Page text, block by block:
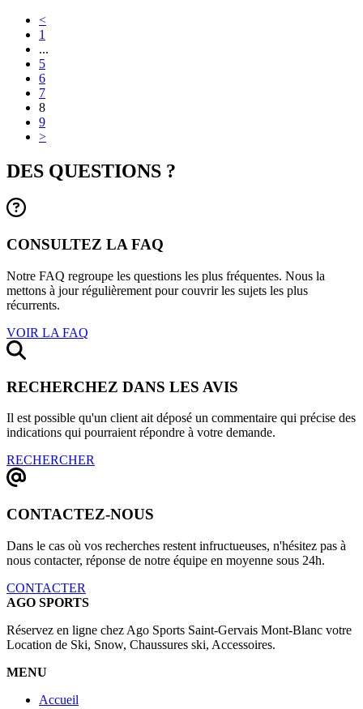
<
1
...
5
6
7
8
9
>
DES QUESTIONS ?
CONSULTEZ LA FAQ
Notre FAQ regroupe les questions les plus fréquentes. Nous la
mettons à jour régulièrement pour couvrir les sujets les plus
récurrents.
VOIR LA FAQ
RECHERCHEZ DANS LES AVIS
Il est possible qu'un client ait déposé un commentaire qui précise des
indications qui pourraient répondre à votre demande.
RECHERCHER
CONTACTEZ-NOUS
Dans le cas où vos recherches restent infructueuses, n'hésitez pas à
nous contacter, réponse de notre équipe en moyenne sous 24h.
CONTACTER
AGO SPORTS
Réservez en ligne chez Ago Sports Saint-Gervais Mont-Blanc votre
Location de Ski, Snow, Chaussures ski, Accessoires.
MENU
Accueil